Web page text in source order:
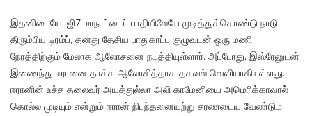
இதனிடையே, ஜி7 மாநாட்டைப் பாதியிலேயே முடித்துக்கொண்டு நாடு
திரும்பிய டிரம்ப், தனது தேசிய பாதுகாப்பு குழுவுடன் ஒரு மணி
நேரத்திற்கும் மேலாக ஆலோசனை நடத்தியுள்ளார். அப்போது, இஸ்ரேனுடன்
இணைந்து ஈரானை தாக்க ஆலோசித்தாக தகவல் வெளியாகியுள்ளது.
ஈரானின் உச்ச தலைவர் அயத்துல்லா அலி காமேனியை அமெரிக்காவால்
கொல்ல முடியும் என்றும் ஈரான் நிபந்தனையற்று சரணடைய வேண்டும